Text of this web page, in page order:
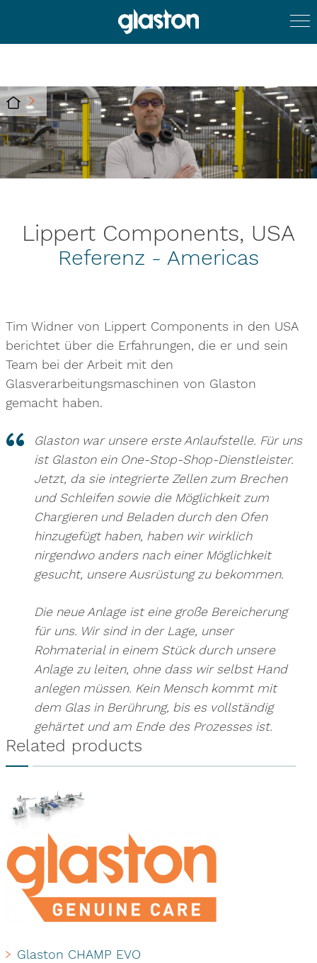
Lippert Components, USA
Referenz - Americas
Tim Widner von Lippert Components in den USA
berichtet über die Erfahrungen, die er und sein
Team bei der Arbeit mit den
Glasverarbeitungsmaschinen von Glaston
gemacht haben.
Glaston war unsere erste Anlaufstelle. Für uns
ist Glaston ein One-Stop-Shop-Dienstleister.
Jetzt, da sie integrierte Zellen zum Brechen
und Schleifen sowie die Möglichkeit zum
Chargieren und Beladen durch den Ofen
hinzugefügt haben, haben wir wirklich
nirgendwo anders nach einer Möglichkeit
gesucht, unsere Ausrüstung zu bekommen.
Die neue Anlage ist eine große Bereicherung
für uns. Wir sind in der Lage, unser
Rohmaterial in einem Stück durch unsere
Anlage zu leiten, ohne dass wir selbst Hand
anlegen müssen. Kein Mensch kommt mit
dem Glas in Berührung, bis es vollständig
gehärtet und am Ende des Prozesses ist.
Related products
Glaston CHAMP EVO